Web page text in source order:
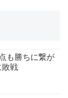
も勝ちに繋が
敗戦